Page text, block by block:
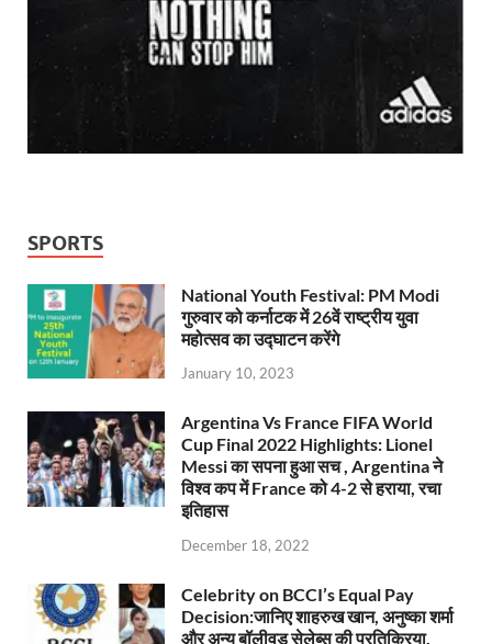
SPORTS
National Youth Festival: PM Modi
गुरुवार को कर्नाटक में 26वें राष्ट्रीय युवा
महोत्सव का उद्घाटन करेंगे
January 10, 2023
Argentina Vs France FIFA World
Cup Final 2022 Highlights: Lionel
Messi का सपना हुआ सच , Argentina ने
विश्व कप में France को 4-2 से हराया, रचा
इतिहास
December 18, 2022
Celebrity on BCCI’s Equal Pay
Decision:जानिए शाहरुख खान, अनुष्का शर्मा
और अन्य बॉलीवुड सेलेब्स की प्रतिक्रिया,